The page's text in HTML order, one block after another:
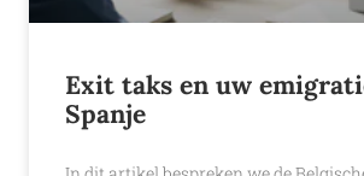
Exit taks en uw
Spanje